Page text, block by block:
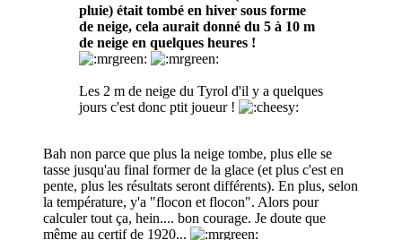
pluie) était tombé en hiver sous forme
de neige, cela aurait donné du 5 à 10 m
de neige en quelques heures !
Les 2 m de neige du Tyrol d'il y a quelques
jours c'est donc ptit joueur !
Bah non parce que plus la neige tombe, plus elle se
tasse jusqu'au final former de la glace (et plus c'est en
pente, plus les résultats seront différents). En plus, selon
la température, y'a "flocon et flocon". Alors pour
calculer tout ça, hein.... bon courage. Je doute que
même au certif de 1920...